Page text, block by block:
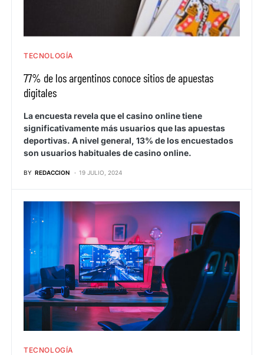
TECNOLOGÍA
77% de los argentinos conoce sitios de apuestas
digitales
La encuesta revela que el casino online tiene
significativamente más usuarios que las apuestas
deportivas. A nivel general, 13% de los encuestados
son usuarios habituales de casino online.
BY REDACCION 19 JULIO, 2024
TECNOLOGÍA